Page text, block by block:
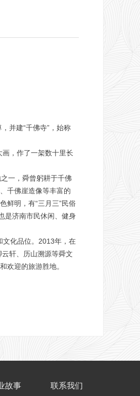
并建“千佛寺”，始称
，作了一架数十里长
一，舜曾躬耕于千佛
千佛崖造像等丰富的
鲜明，有“三月三”民俗
是济南市民休闲、健身
化品位。2013年，在
轩、历山溯源等舜文
欢迎的旅游胜地。
故事 联系我们